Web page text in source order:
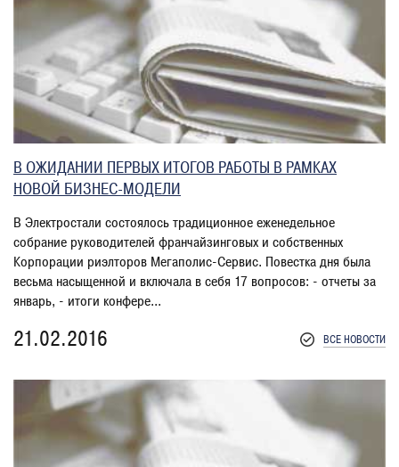
В ОЖИДАНИИ ПЕРВЫХ ИТОГОВ РАБОТЫ В РАМКАХ
НОВОЙ БИЗНЕС-МОДЕЛИ
В Электростали состоялось традиционное еженедельное
собрание руководителей франчайзинговых и собственных
Корпорации риэлторов Мегаполис-Сервис. Повестка дня была
весьма насыщенной и включала в себя 17 вопросов: - отчеты за
январь, - итоги конфере...
21.02.2016 ВСЕ НОВОСТИ